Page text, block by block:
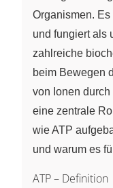
Organismen.
und fungiert als
zahlreiche
beim Bewegen
von Ionen
eine zentrale
wie ATP
und warum es
ATP – Definition